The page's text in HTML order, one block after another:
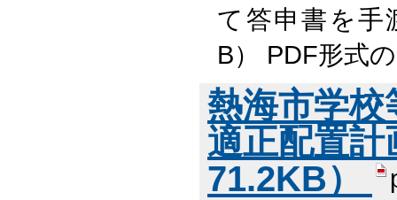
て答申書を手
B） PDF形式
熱海市学校
適正配置
71.2KB）